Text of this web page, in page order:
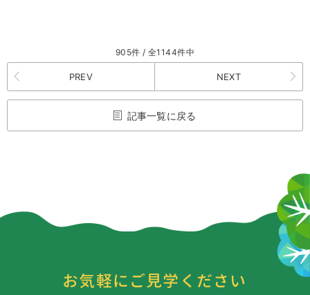
905件 / 全1144件中
PREV NEXT
記事一覧に戻る
お気軽にご見学ください